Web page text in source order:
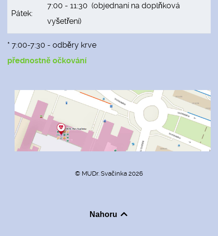
Pátek:
7:00 - 11:30 (objednaní na doplňková
vyšetření)
* 7:00-7:30 - odběry krve
přednostně očkování
© MUDr. Svačinka 2026
Nahoru